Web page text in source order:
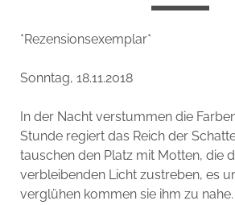
*Rezensionsexemplar*
Sonntag, 18.11.2018
In der Nacht verstummen die
Stunde regiert das Reich der
tauschen den Platz mit Motten, die
verbleibenden Licht zustreben, es
verglühen kommen sie ihm zu